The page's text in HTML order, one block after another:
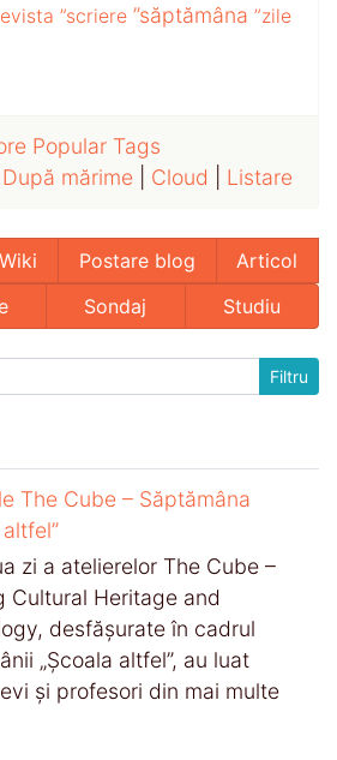
”scriere ”săptămâna ”zile
Popular Tags
După mărime| Cloud Listare
Postare blog
Articol
Sondaj Studiu
The Cube – Săptămâna
zi a atelierelor The Cube –
Cultural Heritage and
desfășurate în cadrul
„Școala altfel”, au luat
și profesori din mai multe